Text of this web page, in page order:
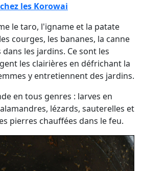
les Korowai
le taro, l'igname et la patate
courges, les bananes, la canne
les jardins. Ce sont les
les clairières en défrichant la
y entretiennent des jardins.
en tous genres : larves en
lézards, sauterelles et
pierres chauffées dans le feu.